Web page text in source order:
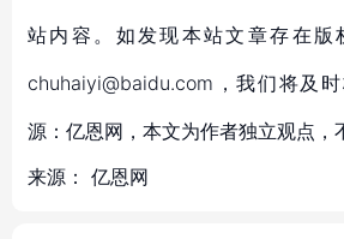
站内容。如发现本站文章存在版
chuhaiyi@baidu.com，我们将及
源：亿恩网，本文为作者独立观点，
来源： 亿恩网